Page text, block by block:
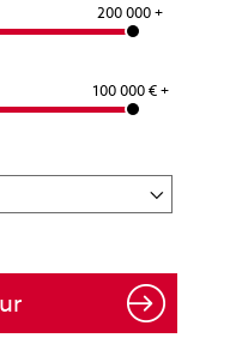
200 000 +
100 000 € +